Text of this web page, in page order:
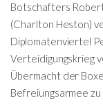
Botschafters
(Charlton Heston)
Diplomatenviertel
Verteidigungskrieg
Übermacht der
Befreiungsarmee